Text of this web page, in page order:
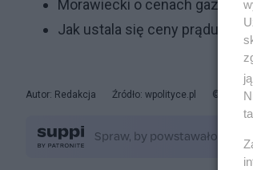
Morawiecki o cenach gazu w
Jak ustala się ceny prądu i ile
Autor: Redakcja Źródło: wpolityce.pl ©